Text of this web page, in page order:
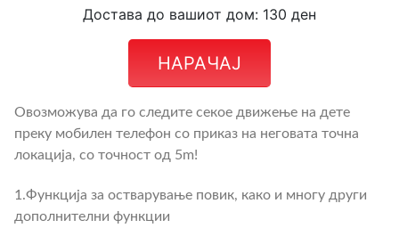
Достава до вашиот дом: 130 ден
НАРАЧАЈ
Овозможува да го следите секое движење на дете
преку мобилен телефон со приказ на неговата точна
локација, со точност од 5m!
1.Функција за остварување повик, како и многу други
дополнителни функции